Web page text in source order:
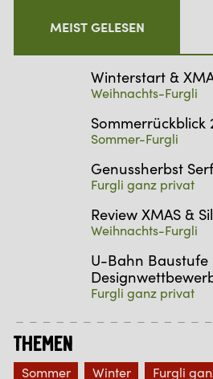
MEIST GELESEN
Winterstart &
Weihnachts-Furgli
Sommerrückblick
Sommer-Furgli
Genussherbst
Furgli ganz privat
Review XMAS &
Weihnachts-Furgli
U-Bahn Baustufe
Furgli ganz privat
Themen
Sommer Winter Furgli